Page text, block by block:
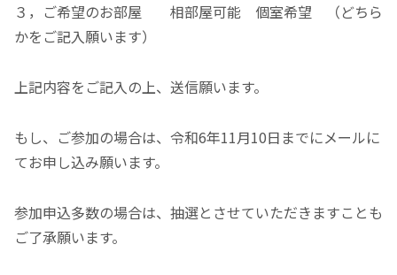
３，ご希望のお部屋 相部屋可能 個室希望 （どちら
かをご記入願います）
上記内容をご記入の上、送信願います。
もし、ご参加の場合は、令和6年11月10日までにメールに
てお申し込み願います。
参加申込多数の場合は、抽選とさせていただきますことも
ご了承願います。